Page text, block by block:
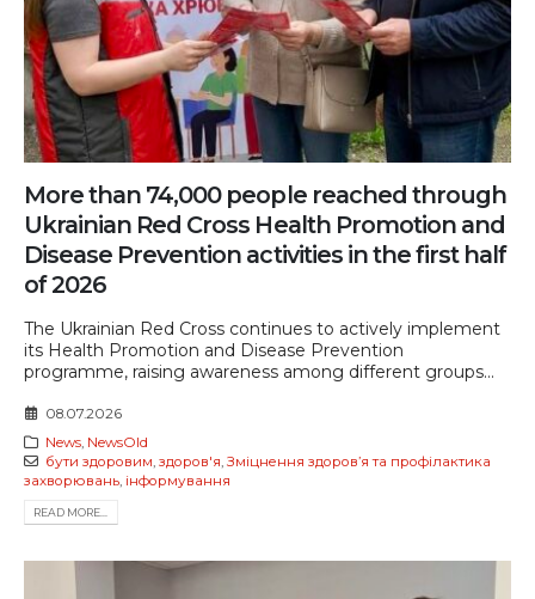
More than 74,000 people reached through
Ukrainian Red Cross Health Promotion and
Disease Prevention activities in the first half
of 2026
The Ukrainian Red Cross continues to actively implement
its Health Promotion and Disease Prevention
programme, raising awareness among different groups...
08.07.2026
News, NewsOld
бути здоровим, здоров'я, Зміцнення здоров’я та профілактика
захворювань, інформування
READ MORE...